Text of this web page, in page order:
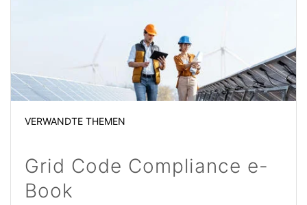
VERWANDTE THEMEN
Grid Code Compliance e-
Book